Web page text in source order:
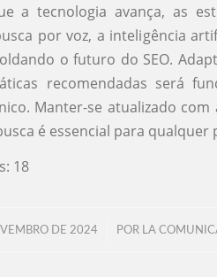
a tecnologia avança, as
por voz, a inteligência
o futuro do SEO.
recomendadas será
Manter-se atualizado
é essencial para
18
DE 2024
/ POR LA